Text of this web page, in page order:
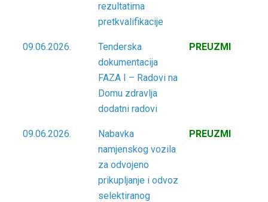
rezultatima
pretkvalifikacije
09.06.2026.
Tenderska
dokumentacija
FAZA I – Radovi na
Domu zdravlja
dodatni radovi
PREUZMI
09.06.2026.
Nabavka
namjenskog vozila
za odvojeno
prikupljanje i odvoz
selektiranog
PREUZMI